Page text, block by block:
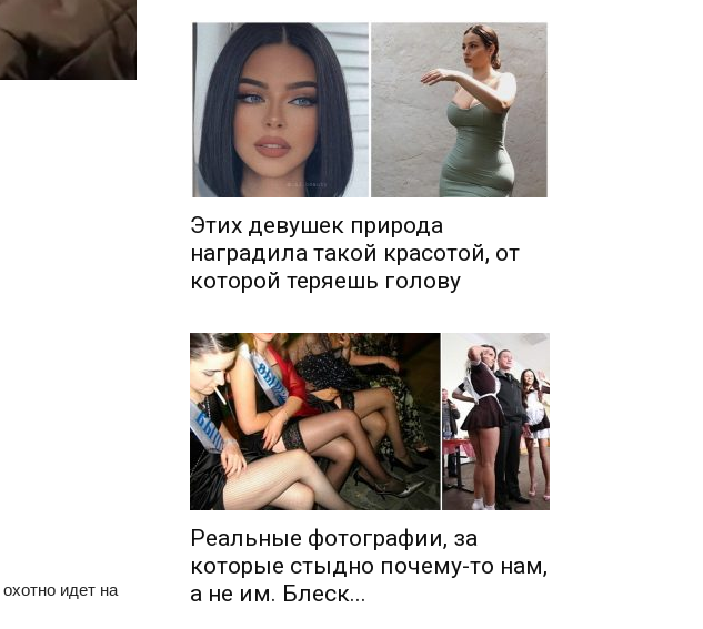
идет на
Этих девушек природа
наградила такой красотой, от
которой теряешь голову
Реальные фотографии, за
которые стыдно почему-то нам,
а не им. Блеск...